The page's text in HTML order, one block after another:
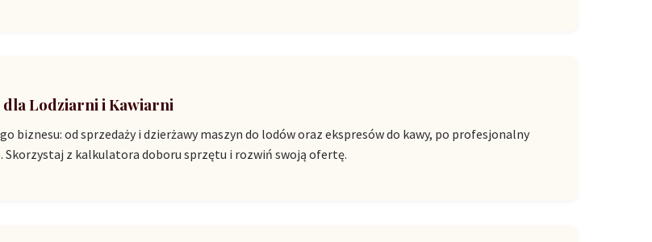
dla Lodziarni i Kawiarni
biznesu: od sprzedaży i dzierżawy maszyn do lodów oraz ekspresów do kawy, po profesjonalny
z kalkulatora doboru sprzętu i rozwiń swoją ofertę.